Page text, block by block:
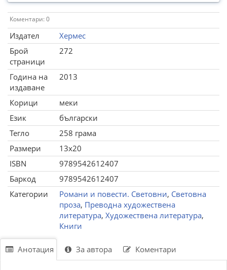
Коментари: 0
Издател
Хермес
Брой
страници
272
Година на
издаване
2013
Корици
меки
Език
български
Тегло
258 грама
Размери
13x20
ISBN
9789542612407
Баркод
9789542612407
Категории
Романи и повести. Световни, Световна
проза, Преводна художествена
литература, Художествена литература,
Книги
Анотация За автора Коментари